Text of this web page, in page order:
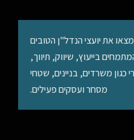
את יועצי הנדל"ן הטובים
בייעוץ, שיווק, תיווך,
כגון משרדים, בניינים, שטחי
מסחר ועסקים פעילים.